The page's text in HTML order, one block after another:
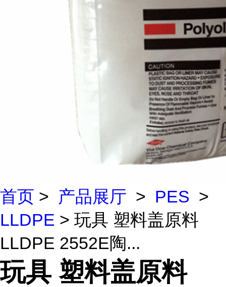
首页 > 产品展厅 > PES >
LLDPE > 玩具 塑料盖原料
LLDPE 2552E陶...
玩具 塑料盖原料